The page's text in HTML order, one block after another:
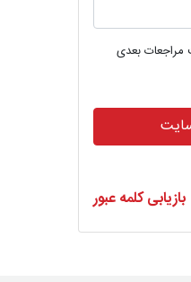
مراجعات بعدی
بازیابی کلمه عبور